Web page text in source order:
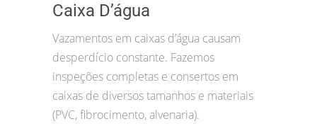
Caixa D’água
Vazamentos em caixas d’água causam
desperdício constante. Fazemos
inspeções completas e consertos em
caixas de diversos tamanhos e materiais
(PVC, fibrocimento, alvenaria).